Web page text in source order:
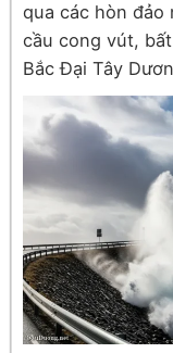
qua các hòn đảo
cầu cong vút,
Bắc Đại Tây